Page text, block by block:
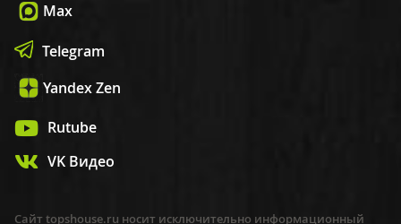
Max
Telegram
Yandex Zen
Rutube
VK Видео
Сайт topshouse.ru носит исключительно информационный